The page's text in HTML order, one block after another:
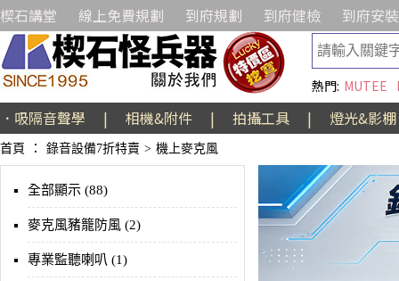
楔石講堂 線上免費規劃 到府規劃 到府健檢 到府安裝
熱門: MUTEE
．吸隔音聲學 | 相機&附件 | 拍攝工具 | 燈光&影棚
首頁 ： 錄音設備7折特賣 > 機上麥克風
全部顯示 (88)
麥克風豬籠防風 (2)
專業監聽喇叭 (1)